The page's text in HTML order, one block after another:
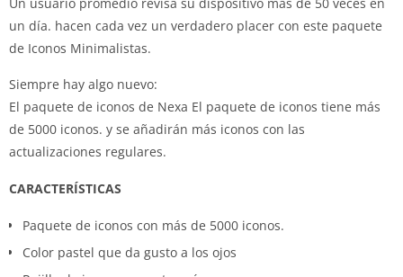
un día. hacen cada vez un verdadero placer con este paquete
de Iconos Minimalistas.
Siempre hay algo nuevo:
El paquete de iconos de Nexa El paquete de iconos tiene más
de 5000 iconos. y se añadirán más iconos con las
actualizaciones regulares.
CARACTERÍSTICAS
Paquete de iconos con más de 5000 iconos.
Color pastel que da gusto a los ojos